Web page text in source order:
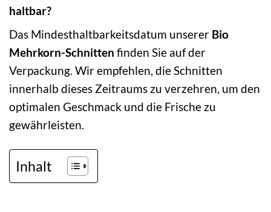
haltbar?
Das Mindesthaltbarkeitsdatum unserer Bio
Mehrkorn-Schnitten finden Sie auf der
Verpackung. Wir empfehlen, die Schnitten
innerhalb dieses Zeitraums zu verzehren, um den
optimalen Geschmack und die Frische zu
gewährleisten.
Inhalt